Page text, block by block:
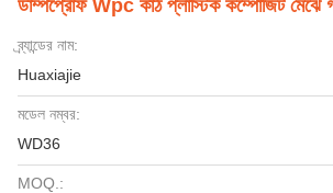
ডাম্পপ্রোফ Wpc কাঠ প্লাস্টিক কম্পোজিট মেঝে
ব্র্যান্ডের নাম:
Huaxiajie
মডেল নম্বর:
WD36
MOQ.: